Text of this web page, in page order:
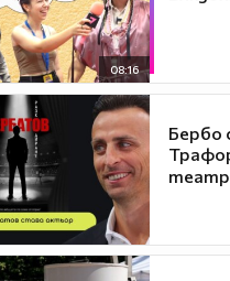
08:16
Бербо